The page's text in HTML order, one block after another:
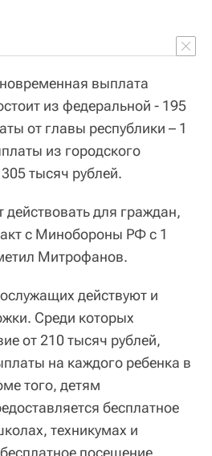
выплата
из федеральной - 195
от главы республики – 1
из городского
тысяч рублей.
действовать для граждан,
с Минобороны РФ с 1
Митрофанов.
действуют и
Среди которых
от 210 тысяч рублей,
на каждого ребенка в
того, детям
бесплатное
техникумах и